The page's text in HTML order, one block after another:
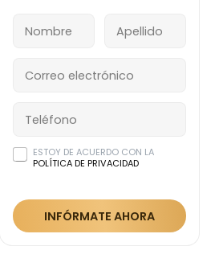
ESTOY DE ACUERDO CON LA
POLÍTICA DE PRIVACIDAD
INFÓRMATE AHORA